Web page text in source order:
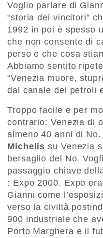
Voglio parlare di
“storia dei vincitori”
1992 in poi è spesso
che non consente di
perso e che cosa
Abbiamo sentito
“Venezia muore,
dal canale dei petroli
Troppo facile e per
contrario: Venezia di
almeno 40 anni di
Michelis su Venezia
bersaglio del No.
passaggio chiave
: Expo 2000. Expo
Gianni come
verso la civiltà
900 industriale che
Porto Marghera e il